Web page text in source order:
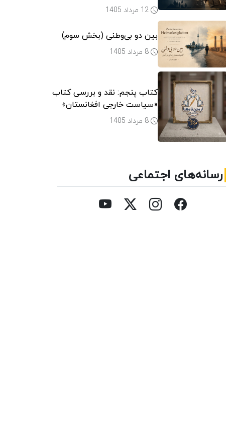
بین دو بی‌وطنی (بخش سوم)
کتاب پنجم: نقد و بررسی کتاب
«سیاست خارجی افغانستان»
رسانه‌های اجتماعی